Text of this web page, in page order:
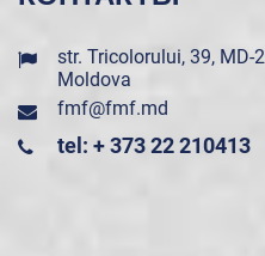
str. Tricolorului, 39, MD-
Moldova
fmf@fmf.md
tel: + 373 22 210413